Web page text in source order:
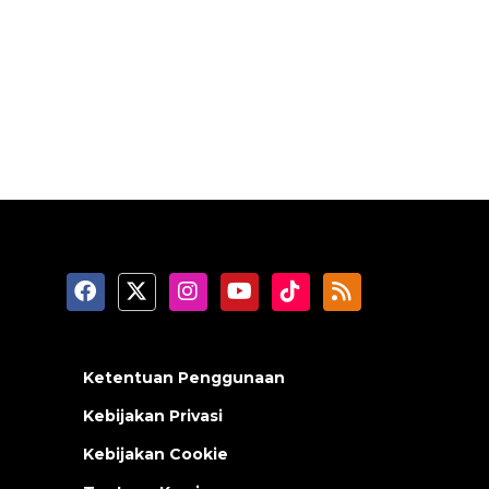
Ketentuan Penggunaan
Kebijakan Privasi
Kebijakan Cookie